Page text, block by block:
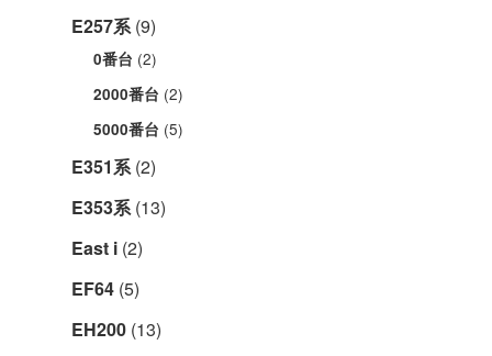
E257系(9)
0番台 (2)
2000番台 (2)
5000番台 (5)
E351系(2)
E353系(13)
East i (2)
EF64 (5)
EH200 (13)